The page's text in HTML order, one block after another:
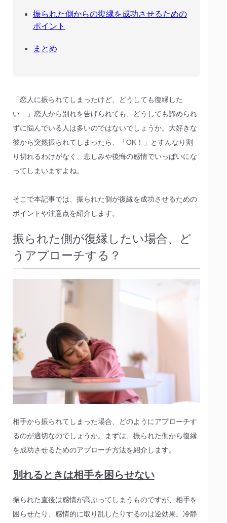
振られた側からの復縁を成功させるための
ポイント
まとめ
「恋人に振られてしまったけど、どうしても復縁した
い…」恋人から別れを告げられても、どうしても諦められ
ずに悩んでいる人は多いのではないでしょうか。大好きな
彼から突然振られてしまったら、「OK！」とすんなり割
り切れるわけがなく、悲しみや後悔の感情でいっぱいにな
ってしまいますよね。
そこで本記事では、振られた側が復縁を成功させるための
ポイントや注意点を紹介します。
振られた側が復縁したい場合、ど
うアプローチする？
相手から振られてしまった場合、どのようにアプローチす
るのが適切なのでしょうか。まずは、振られた側から復縁
を成功させるためのアプローチ方法を紹介します。
別れるときは相手を困らせない
振られた直後は感情が高ぶってしまうものですが、相手を
困らせたり、感情的に取り乱したりするのは逆効果。冷静